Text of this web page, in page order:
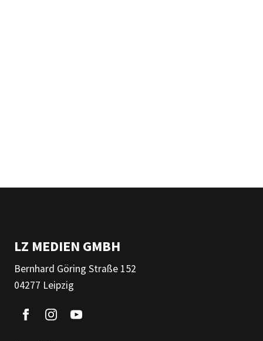
LZ MEDIEN GMBH
Bernhard Göring Straße 152
04277 Leipzig